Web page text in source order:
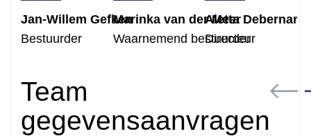
Jan-Willem Gefken
Bestuurder
Marinka van der Meer
Waarnemend bestuurder
Aletta Debernardi
Directeur
Team
gegevensaanvragen